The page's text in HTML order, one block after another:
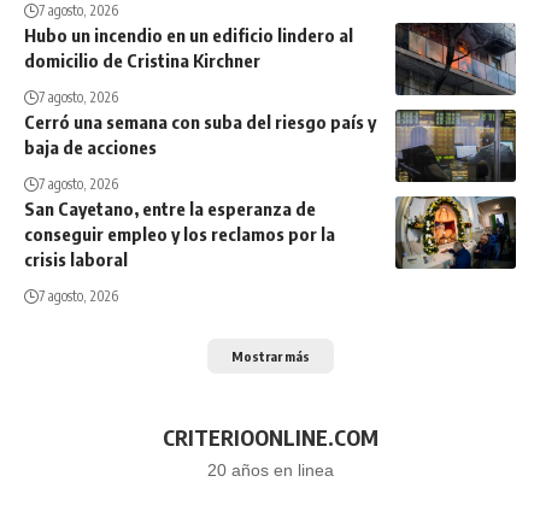
7 agosto, 2026
Hubo un incendio en un edificio lindero al
domicilio de Cristina Kirchner
7 agosto, 2026
Cerró una semana con suba del riesgo país y
baja de acciones
7 agosto, 2026
San Cayetano, entre la esperanza de
conseguir empleo y los reclamos por la
crisis laboral
7 agosto, 2026
Mostrar más
CRITERIOONLINE.COM
20 años en linea